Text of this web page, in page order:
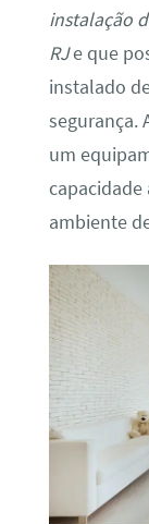
instalação
RJe que
instalado
segurança.
um
capacidade
ambiente